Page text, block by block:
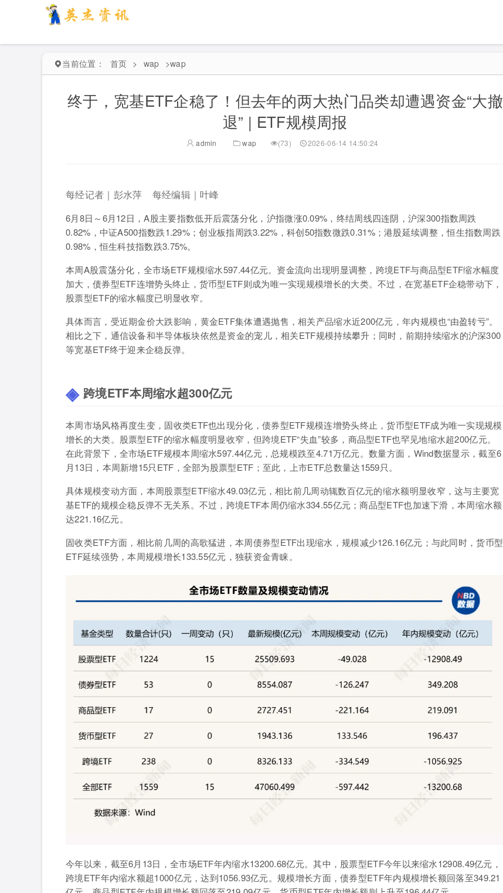
当前位置： 首页 > wap >wap
终于，宽基ETF企稳了！但去年的两大热门品类却遭遇资金“大撤
退” | ETF规模周报
admin wap (73) 2026-06-14 14:50:24
每经记者｜彭水萍 每经编辑｜叶峰
6月8日～6月12日，A股主要指数低开后震荡分化，沪指微涨0.09% ，终结周线四连阴，沪深300指数周跌
0.82% ，中证A500指数跌1.29% ；创业板指周跌3.22% ，科创50指数微跌0.31%；港股延续调整，恒生指数周跌
0.98% ，恒生科技指数跌3.75%。
本周A股震荡分化，全市场ETF规模缩水597.44亿元。资金流向出现明显调整，跨境ETF与商品型ETF缩水幅度
加大，债券型ETF连增势头终止，货币型ETF则成为唯一实现规模增长的大类。不过，在宽基ETF企稳带动下，
股票型ETF的缩水幅度已明显收窄。
具体而言，受近期金价大跌影响，黄金ETF集体遭遇抛售，相关产品缩水近200亿元，年内规模也“由盈转亏”。
相比之下，通信设备和半导体板块依然是资金的宠儿，相关ETF规模持续攀升；同时，前期持续缩水的沪深300
等宽基ETF终于迎来企稳反弹。
跨境ETF本周缩水超300亿元
本周市场风格再度生变，固收类ETF也出现分化，债券型ETF规模连增势头终止，货币型ETF成为唯一实现规模
增长的大类。股票型ETF的缩水幅度明显收窄，但跨境ETF“失血”较多，商品型ETF也罕见地缩水超200亿元。
在此背景下，全市场ETF规模本周缩水597.44亿元，总规模跌至4.71万亿元。数量方面， Wind数据显示，截至6
月13日，本周新增15只 ETF ，全部为股票型ETF ；至此，上市ETF总数量达1559只。
具体规模变动方面，本周股票型ETF缩水49.03亿元，相比前几周动辄数百亿元的缩水额明显收窄，这与主要宽
基ETF的规模企稳反弹不无关系。不过，跨境ETF本周仍缩水334.55亿元；商品型ETF也加速下滑，本周缩水额
达221.16亿元。
固收类ETF方面，相比前几周的高歌猛进，本周债券型ETF出现缩水，规模减少126.16亿元；与此同时，货币型
ETF延续强势，本周规模增长133.55亿元，独获资金青睐。
今年以来，截至6月 13日，全市场ETF年内缩水13200.68亿元。其中，股票型ETF今年以来缩水12908.49亿元，
跨境ETF年内缩水额超1000亿元，达到1056.93亿元。规模增长方面，债券型ETF年内规模增长额回落至349.21